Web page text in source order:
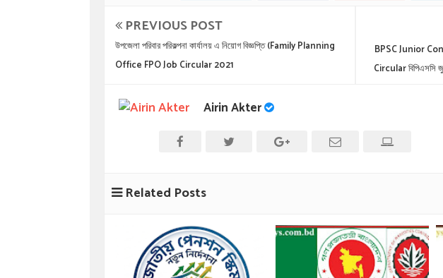
PREVIOUS POST
উপজেলা পরিবার পরিকল্পনা কার্যালয় এ নিয়োগ বিজ্ঞপ্তি (Family Planning
Office FPO Job Circular 2021
BPSC Junior
Circular বিপিএসসি
Airin Akter
Related Posts